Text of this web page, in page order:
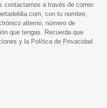
contactarnos a través de correo
, con tu nombre,
alterno, número de
que tengas. Recuerda que
y la Política de Privacidad